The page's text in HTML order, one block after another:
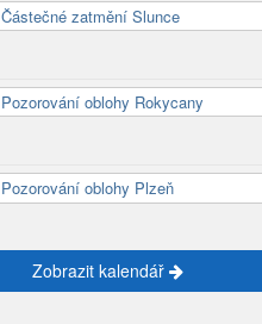
Částečné zatmění Slunce
Pozorování oblohy Rokycany
Pozorování oblohy Plzeň
Zobrazit kalendář